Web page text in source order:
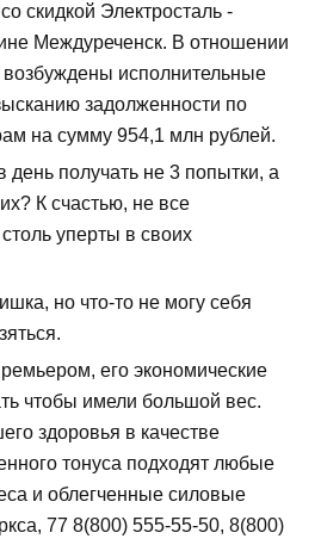
скидкой Электросталь -
Междуреченск. В отношении
исполнительные
задолженности по
на сумму 954,1 млн рублей.
день получать не 3 попытки, а
К счастью, не все
уперты в своих
но что-то не могу себя
его экономические
чтобы имели большой вес.
здоровья в качестве
тонуса подходят любые
и облегченные силовые
77 8(800) 555-55-50, 8(800)